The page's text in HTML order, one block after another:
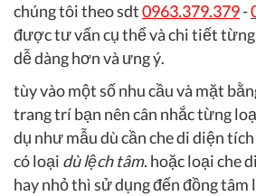
chúng tôi theo sdt0963.379.379-
được tư vấn cụ thể và chi tiết
dễ dàng hơn và ưng ý.
tùy vào một số nhu cầu và mặt
trang trí bạn nên cân nhắc từng
dụ như mẫu dù cần che di diện
có loại dù lệch tâm. hoặc loại che
hay nhỏ thì sử dụng đến đồng tâm